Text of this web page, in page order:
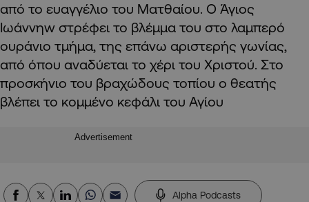
από το ευαγγέλιο του Ματθαίου. Ο Άγιος
Ιωάννηw στρέφει το βλέμμα του στο λαμπερό
ουράνιο τμήμα, της επάνω αριστερής γωνίας,
από όπου αναδύεται το χέρι του Χριστού. Στο
προσκήνιο του βραχώδους τοπίου ο θεατής
βλέπει το κομμένο κεφάλι του Αγίου
Advertisement
Alpha Podcasts